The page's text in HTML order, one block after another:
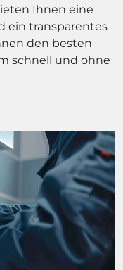
Ihnen eine
ein transparentes
den besten
schnell und ohne